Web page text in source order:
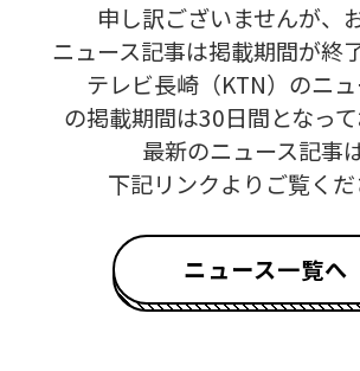
申し訳ございませんが、
ニュース記事は掲載期間が終
テレビ長崎（KTN）のニ
の掲載期間は30日間となって
最新のニュース記事は
下記リンクよりご覧くだ
ニュース一覧へ